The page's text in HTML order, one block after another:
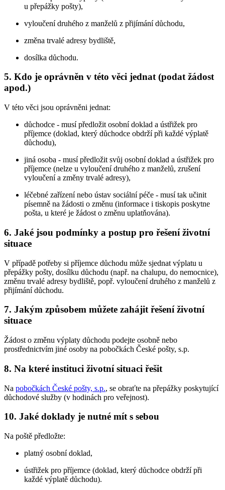
u přepážky pošty),
vyloučení druhého z manželů z přijímání důchodu,
změna trvalé adresy bydliště,
dosílka důchodu.
5. Kdo je oprávněn v této věci jednat (podat žádost
apod.)
V této věci jsou oprávněni jednat:
důchodce - musí předložit osobní doklad a ústřižek pro
příjemce (doklad, který důchodce obdrží při každé výplatě
důchodu),
jiná osoba - musí předložit svůj osobní doklad a ústřižek pro
příjemce (nelze u vyloučení druhého z manželů, zrušení
vyloučení a změny trvalé adresy),
léčebné zařízení nebo ústav sociální péče - musí tak učinit
písemně na žádosti o změnu (informace i tiskopis poskytne
pošta, u které je žádost o změnu uplatňována).
6. Jaké jsou podmínky a postup pro řešení životní
situace
V případě potřeby si příjemce důchodu může sjednat výplatu u
přepážky pošty, dosílku důchodu (např. na chalupu, do nemocnice),
změnu trvalé adresy bydliště, popř. vyloučení druhého z manželů z
přijímání důchodu.
7. Jakým způsobem můžete zahájit řešení životní
situace
Žádost o změnu výplaty důchodu podejte osobně nebo
prostřednictvím jiné osoby na pobočkách České pošty, s.p.
8. Na které instituci životní situaci řešit
Na pobočkách České pošty, s.p., se obraťte na přepážky poskytující
důchodové služby (v hodinách pro veřejnost).
10. Jaké doklady je nutné mít s sebou
Na poště předložte:
platný osobní doklad,
ústřižek pro příjemce (doklad, který důchodce obdrží při
každé výplatě důchodu).